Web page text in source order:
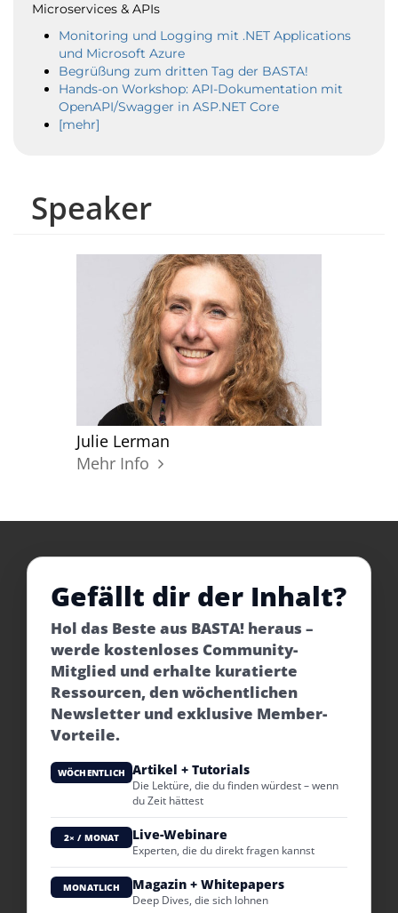
Speaker
Julie Lerman
Mehr Info
Microservices & APIs
Monitoring und Logging mit .NET Applications
und Microsoft Azure
Begrüßung zum dritten Tag der BASTA!
Hands-on Workshop: API-Dokumentation mit
OpenAPI/Swagger in ASP.NET Core
[mehr]
Gefällt dir der Inhalt?
Hol das Beste aus BASTA! heraus –
werde kostenloses Community-
Mitglied und erhalte kuratierte
Ressourcen, den wöchentlichen
Newsletter und exklusive Member-
Vorteile.
WÖCHENTLICH Artikel + Tutorials
Die Lektüre, die du finden würdest – wenn
du Zeit hättest
2× / MONAT Live-Webinare
Experten, die du direkt fragen kannst
MONATLICH Magazin + Whitepapers
Deep Dives, die sich lohnen